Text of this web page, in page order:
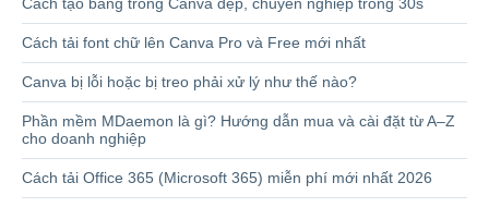
Cách tạo bảng trong Canva đẹp, chuyên nghiệp trong 30s
Cách tải font chữ lên Canva Pro và Free mới nhất
Canva bị lỗi hoặc bị treo phải xử lý như thế nào?
Phần mềm MDaemon là gì? Hướng dẫn mua và cài đặt từ A–Z
cho doanh nghiệp
Cách tải Office 365 (Microsoft 365) miễn phí mới nhất 2026